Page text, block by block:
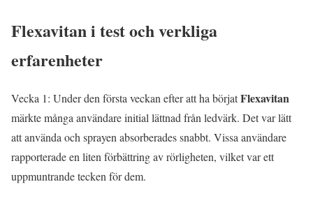
Flexavitani test och verkliga
erfarenheter
Vecka 1: Under den första veckan efter att ha börjatFlexavitan
märkte många användare initial lättnad från ledvärk. Det var lätt
att använda och sprayen absorberades snabbt. Vissa användare
rapporterade en liten förbättring av rörligheten, vilket var ett
uppmuntrande tecken för dem.